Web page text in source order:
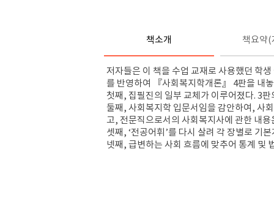
책소개 책요약(
저자들은 이 책을 수업 교재로 사용했던 학
를 반영하여
『사회복지학개론』 4판을 내
첫째, 집필진의 일부 교체가 이루어졌다. 3판
둘째, 사회복지학 입문서임을 감안하여, 사
고, 전문직으로서의 사회복지사에 관한 내
셋째, ‘전공어휘’를 다시 살려 각 장별로 기
넷째, 급변하는 사회 흐름에 맞추어 통계 및